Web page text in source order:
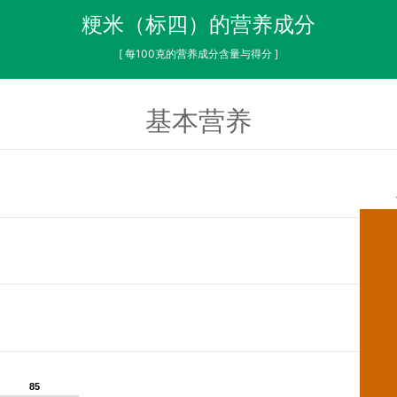
粳米（标四）的营养成分
[ 每100克的营养成分含量与得分 ]
基本营养
85
85